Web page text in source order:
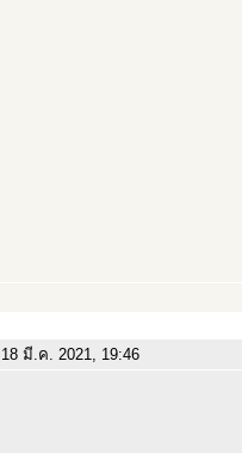
18 มี.ค. 2021, 19:46